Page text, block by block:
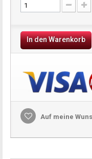
In den Warenkorb
Auf meine